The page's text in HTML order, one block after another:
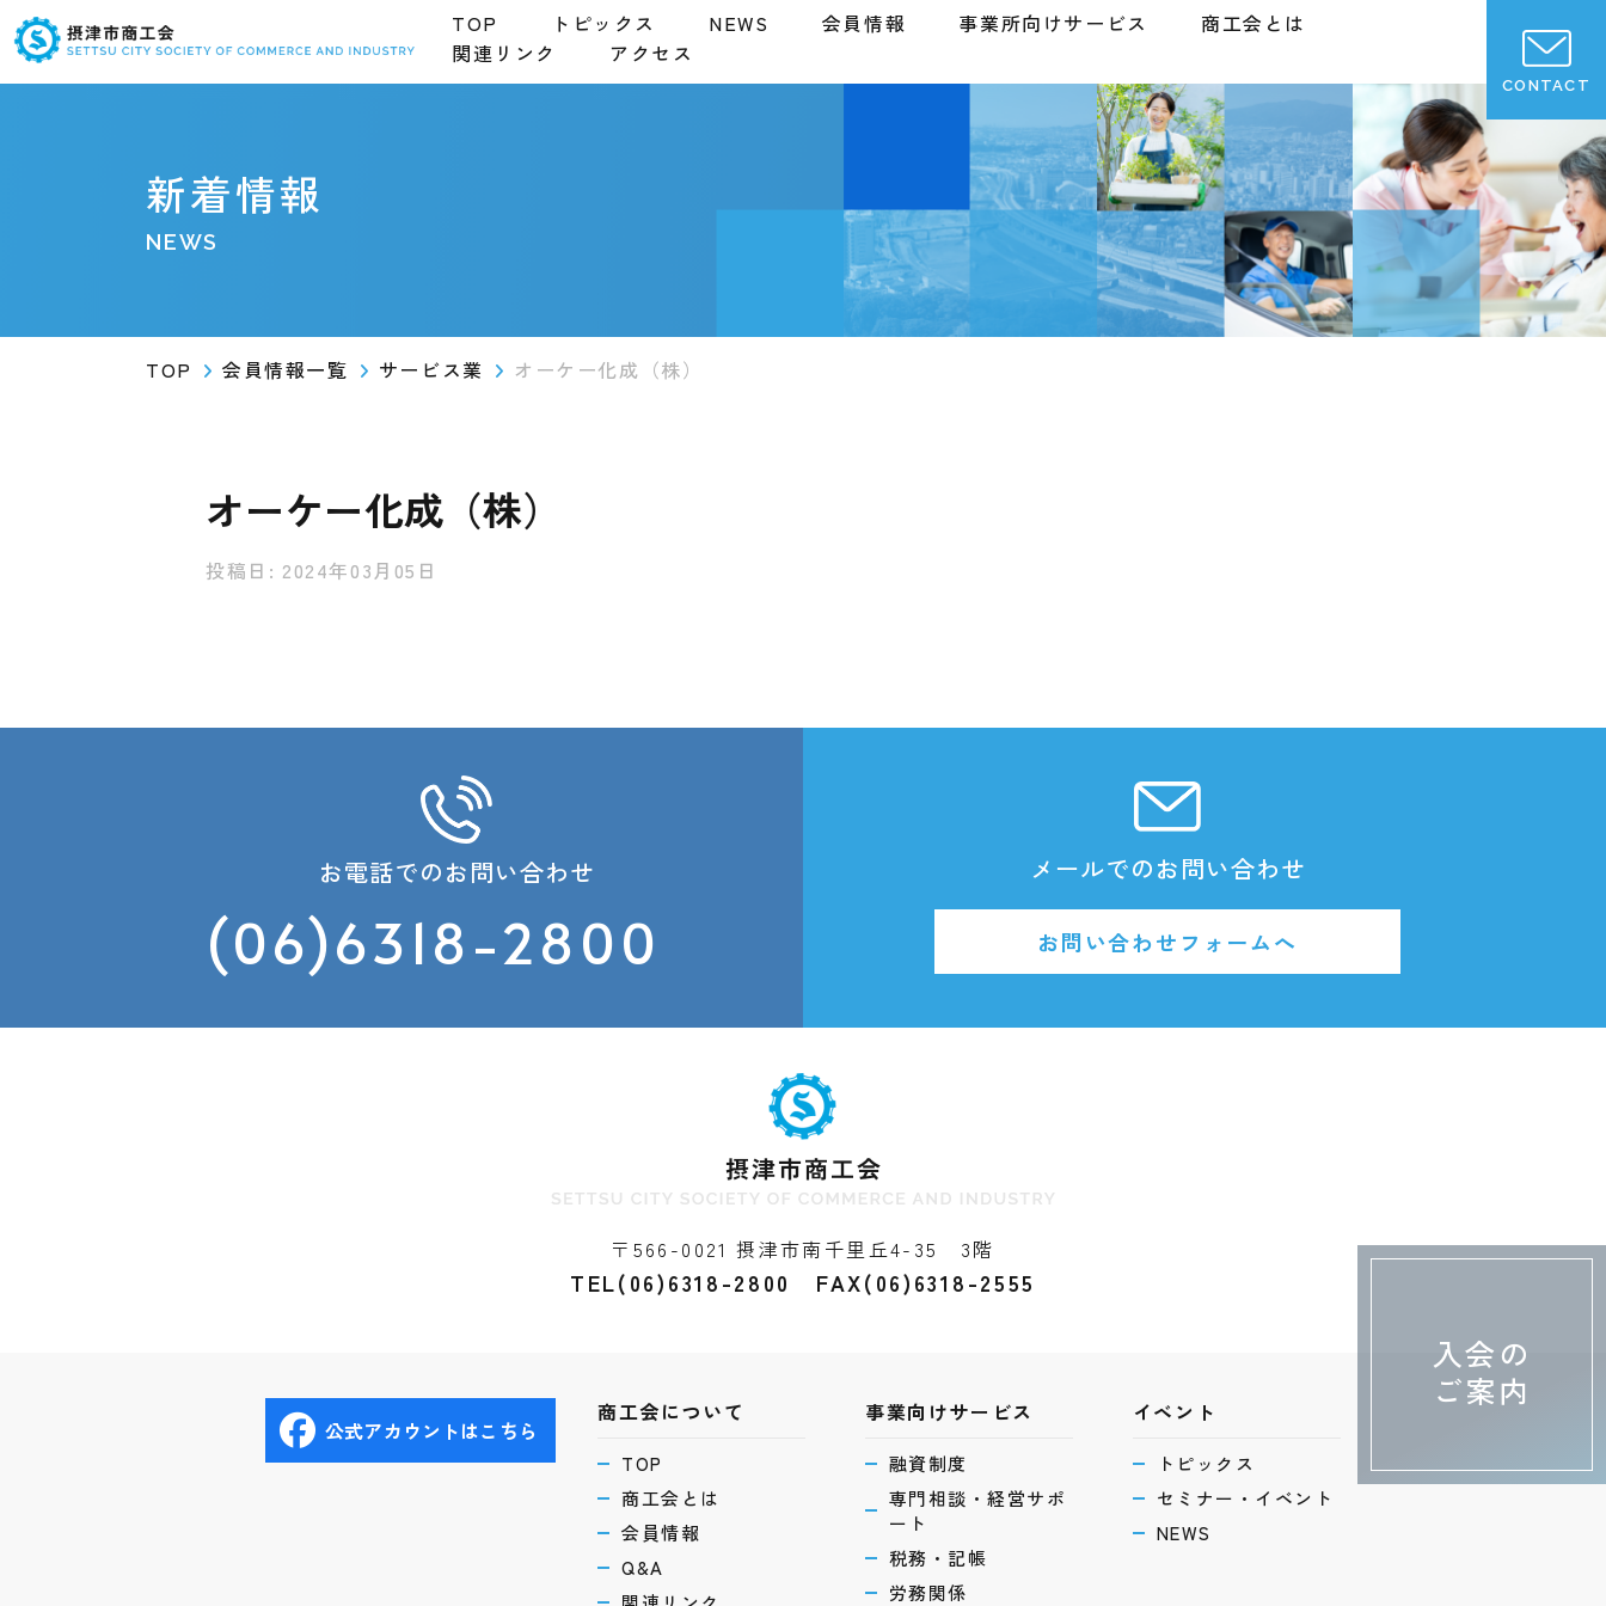
TOP トピックス NEWS 会員情報 事業所向けサービス
商工会とは
関連リンク
アクセス
CONTACT
入会の
ご案内
新着情報
NEWS
TOP 会員情報一覧 サービス業 オーケー化成（株）
オーケー化成（株）
投稿日: 2024年03月05日
お電話でのお問い合わせ
(06)6318-2800
メールでのお問い合わせ
お問い合わせフォームへ
〒566-0021 摂津市南千里丘4-35 3階
TEL(06)6318-2800 FAX(06)6318-2555
商工会について
TOP
商工会とは
会員情報
Q&A
事業向けサービス
融資制度
専門相談・経営サポ
ート
税務・記帳
労務関係
イベント
トピックス
セミナー・イベント
NEWS
公式アカウントはこちら